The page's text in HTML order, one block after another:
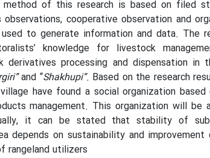
of this research is based on filed
cooperative observation and
to generate information and data. The
knowledge for livestock
processing and dispensation in
and “Shakhupi”. Based on the research
have found a social organization
management. This organization will
it can be stated that stability of
depends on sustainability and
rangeland utilizers